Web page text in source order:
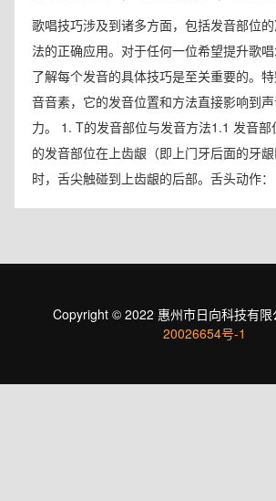
歌唱技巧涉及到诸多方面，包括发音部位
法的正确应用。对于任何一位希望提升歌唱
了解每个发音的具体技巧是至关重要的。
音音素，它的发音位置和方法直接影响到
力。 1. T的发音部位与发音方法1.1 发音
的发音部位在上齿龈（即上门牙后面的牙
时，舌尖触碰到上齿龈的后部。舌头动作
Copyright © 2022 惠州市日向科技有限
20026654号-1